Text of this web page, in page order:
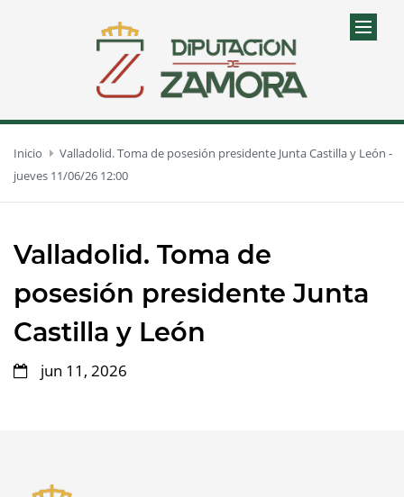
Inicio
Valladolid. Toma de posesión presidente Junta Castilla y León -
jueves 11/06/26 12:00
Valladolid. Toma de
posesión presidente Junta
Castilla y León
jun 11, 2026